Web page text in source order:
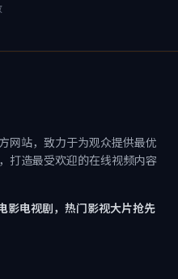
网站，致力于为观众提供最优
打造最受欢迎的在线视频内容
影电视剧，热门影视大片抢先